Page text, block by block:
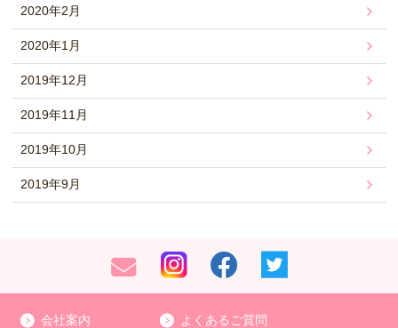
2020年2月
2020年1月
2019年12月
2019年11月
2019年10月
2019年9月
会社案内 よくあるご質問